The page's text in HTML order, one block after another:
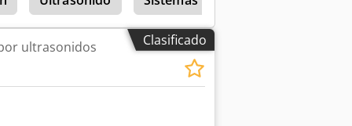
3 cestos de acero inoxidable
10 kg) Dimensiones exteriores,
Conexión a la red eléctrica:
Clasificado
ultrasonidos